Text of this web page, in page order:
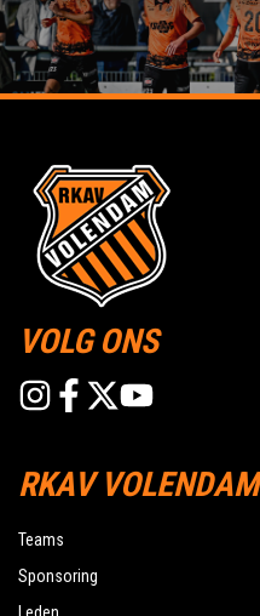
VOLG ONS
RKAV VOLENDAM
Teams
Sponsoring